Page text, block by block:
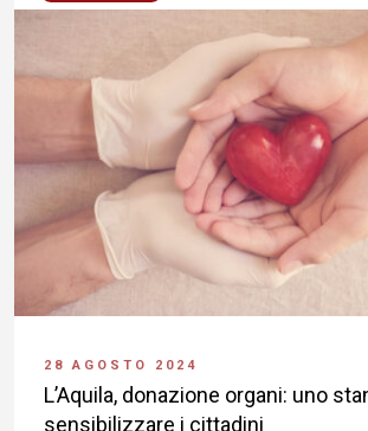
28 AGOSTO 2024
L’Aquila, donazione organi: uno
sensibilizzare i cittadini